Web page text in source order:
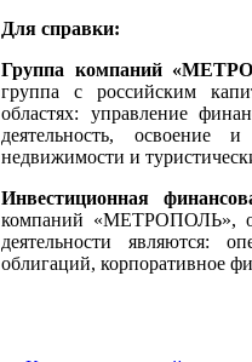
Для справки:
Группа компаний
группа с российским
областях: управление
деятельность, освоение
недвижимости и
Инвестиционная
компаний «МЕТРОПОЛЬ»,
деятельности являются:
облигаций, корпоративное